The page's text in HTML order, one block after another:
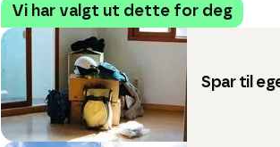
Vi har valgt ut dette for deg
Spar til